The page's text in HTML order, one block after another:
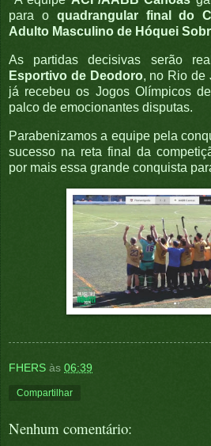
para o quadrangular final do
Adulto Masculino de Hóquei
As partidas decisivas serão
Esportivo de Deodoro, no Rio de
já recebeu os Jogos Olímpicos
palco de emocionantes disputas.
Parabenizamos a equipe pela
sucesso na reta final da
por mais essa grande conquista
FHERS às 06:39
Compartilhar
Nenhum comentário: